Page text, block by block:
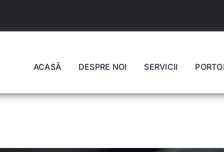
ACASĂ DESPRE NOI SERVICII